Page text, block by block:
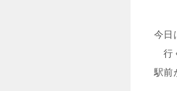
今日
行
駅前